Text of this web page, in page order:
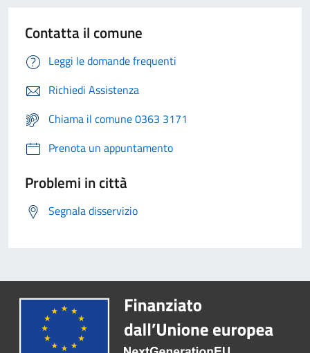
Contatta il comune
Leggi le domande frequenti
Richiedi Assistenza
Chiama il comune 0363 3171
Prenota un appuntamento
Problemi in città
Segnala disservizio